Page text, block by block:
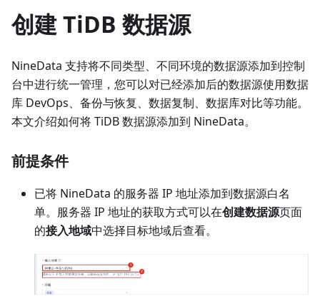
创建 TiDB 数据源
NineData 支持将不同类型、不同环境的数据源添加到控制
台中进行统一管理，您可以对已经添加后的数据源使用数据
库 DevOps、备份与恢复、数据复制、数据库对比等功能。
本文介绍如何将 TiDB 数据源添加到 NineData。
前提条件
已将 NineData 的服务器 IP 地址添加到数据源白名
单。服务器 IP 地址的获取方式可以在创建数据源页面
的接入地域中选择目标地域后查看。